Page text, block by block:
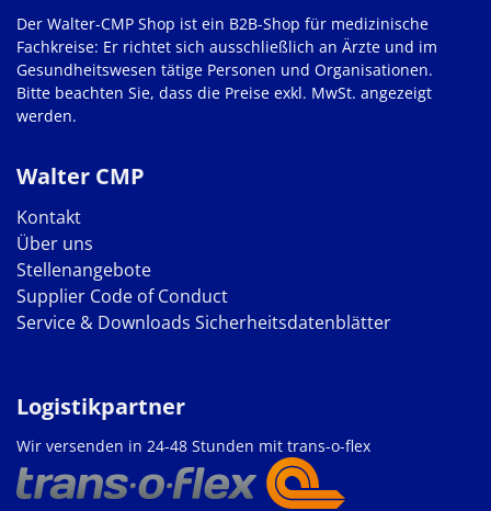
Walter CMP
Kontakt
Über uns
Stellenangebote
Supplier Code of Conduct
Service & Downloads Sicherheitsdatenblätter
Der Walter-CMP Shop ist ein B2B-Shop für medizinische
Fachkreise: Er richtet sich ausschließlich an Ärzte und im
Gesundheitswesen tätige Personen und Organisationen.
Bitte beachten Sie, dass die Preise exkl. MwSt. angezeigt
werden.
Logistikpartner
Wir versenden in 24-48 Stunden mit trans-o-flex